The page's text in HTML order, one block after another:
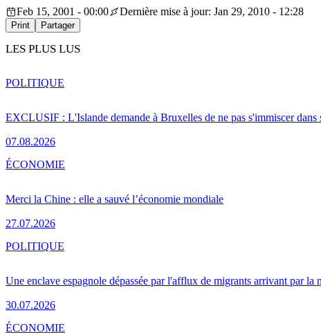
Feb 15, 2001 - 00:00
Dernière mise à jour: Jan 29, 2010 - 12:28
Print Partager
LES PLUS LUS
EXCLUSIF : L'Islande demande à Bruxelles de ne pas s'immiscer dans
07.08.2026
POLITIQUE
Merci la Chine : elle a sauvé l’économie mondiale
27.07.2026
ÉCONOMIE
Une enclave espagnole dépassée par l'afflux de migrants arrivant par la
30.07.2026
POLITIQUE
ÉCONOMIE